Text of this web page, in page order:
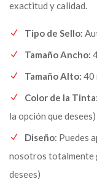
exactitud y calidad.
Tipo de Sello:
Tamaño Ancho:
Tamaño Alto: 40
Color de la Tinta
la opción que desees)
Diseño: Puedes
nosotros totalmente
desees)